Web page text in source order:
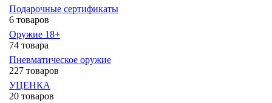
Подарочные сертификаты
6 товаров
Оружие 18+
74 товара
Пневматическое оружие
227 товаров
УЦЕНКА
20 товаров